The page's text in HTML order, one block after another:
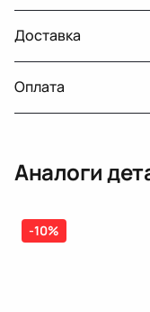
Авто
Год
Тег
Двигатели с
оборудования
Датчик давления
топлива, ТНВД
бензиновая
(распределитель
дозатор-
Доставка
Оплата
Оплата онлайн
Аналоги
-10%